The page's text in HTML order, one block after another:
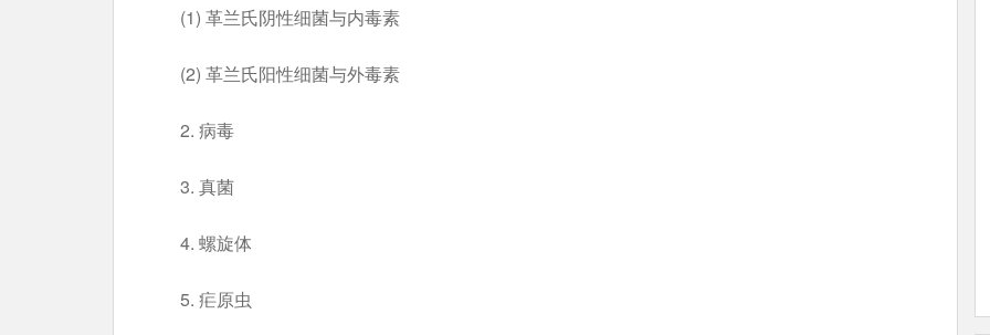
(1) 革兰氏阴性细菌与内毒素
(2) 革兰氏阳性细菌与外毒素
2. 病毒
3. 真菌
4. 螺旋体
5. 疟原虫